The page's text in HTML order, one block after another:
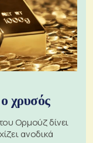
χρυσός
Ορμούζ δίνει
ανοδικά